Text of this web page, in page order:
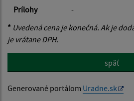
Prílohy
-
* Uvedená cena je konečná. Ak je
je vrátane DPH.
späť
Generované portálom Uradne.sk